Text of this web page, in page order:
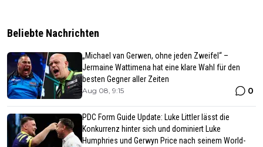
Beliebte Nachrichten
„Michael van Gerwen, ohne jeden Zweifel“ –
Jermaine Wattimena hat eine klare Wahl für den
besten Gegner aller Zeiten
Aug 08, 9:15 0
PDC Form Guide Update: Luke Littler lässt die
Konkurrenz hinter sich und dominiert Luke
Humphries und Gerwyn Price nach seinem World-